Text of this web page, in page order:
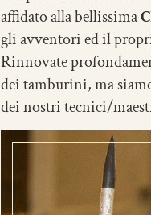
affidato alla bellissima
gli avventori ed il
Rinnovate
dei tamburini, ma
dei nostri tecnici/